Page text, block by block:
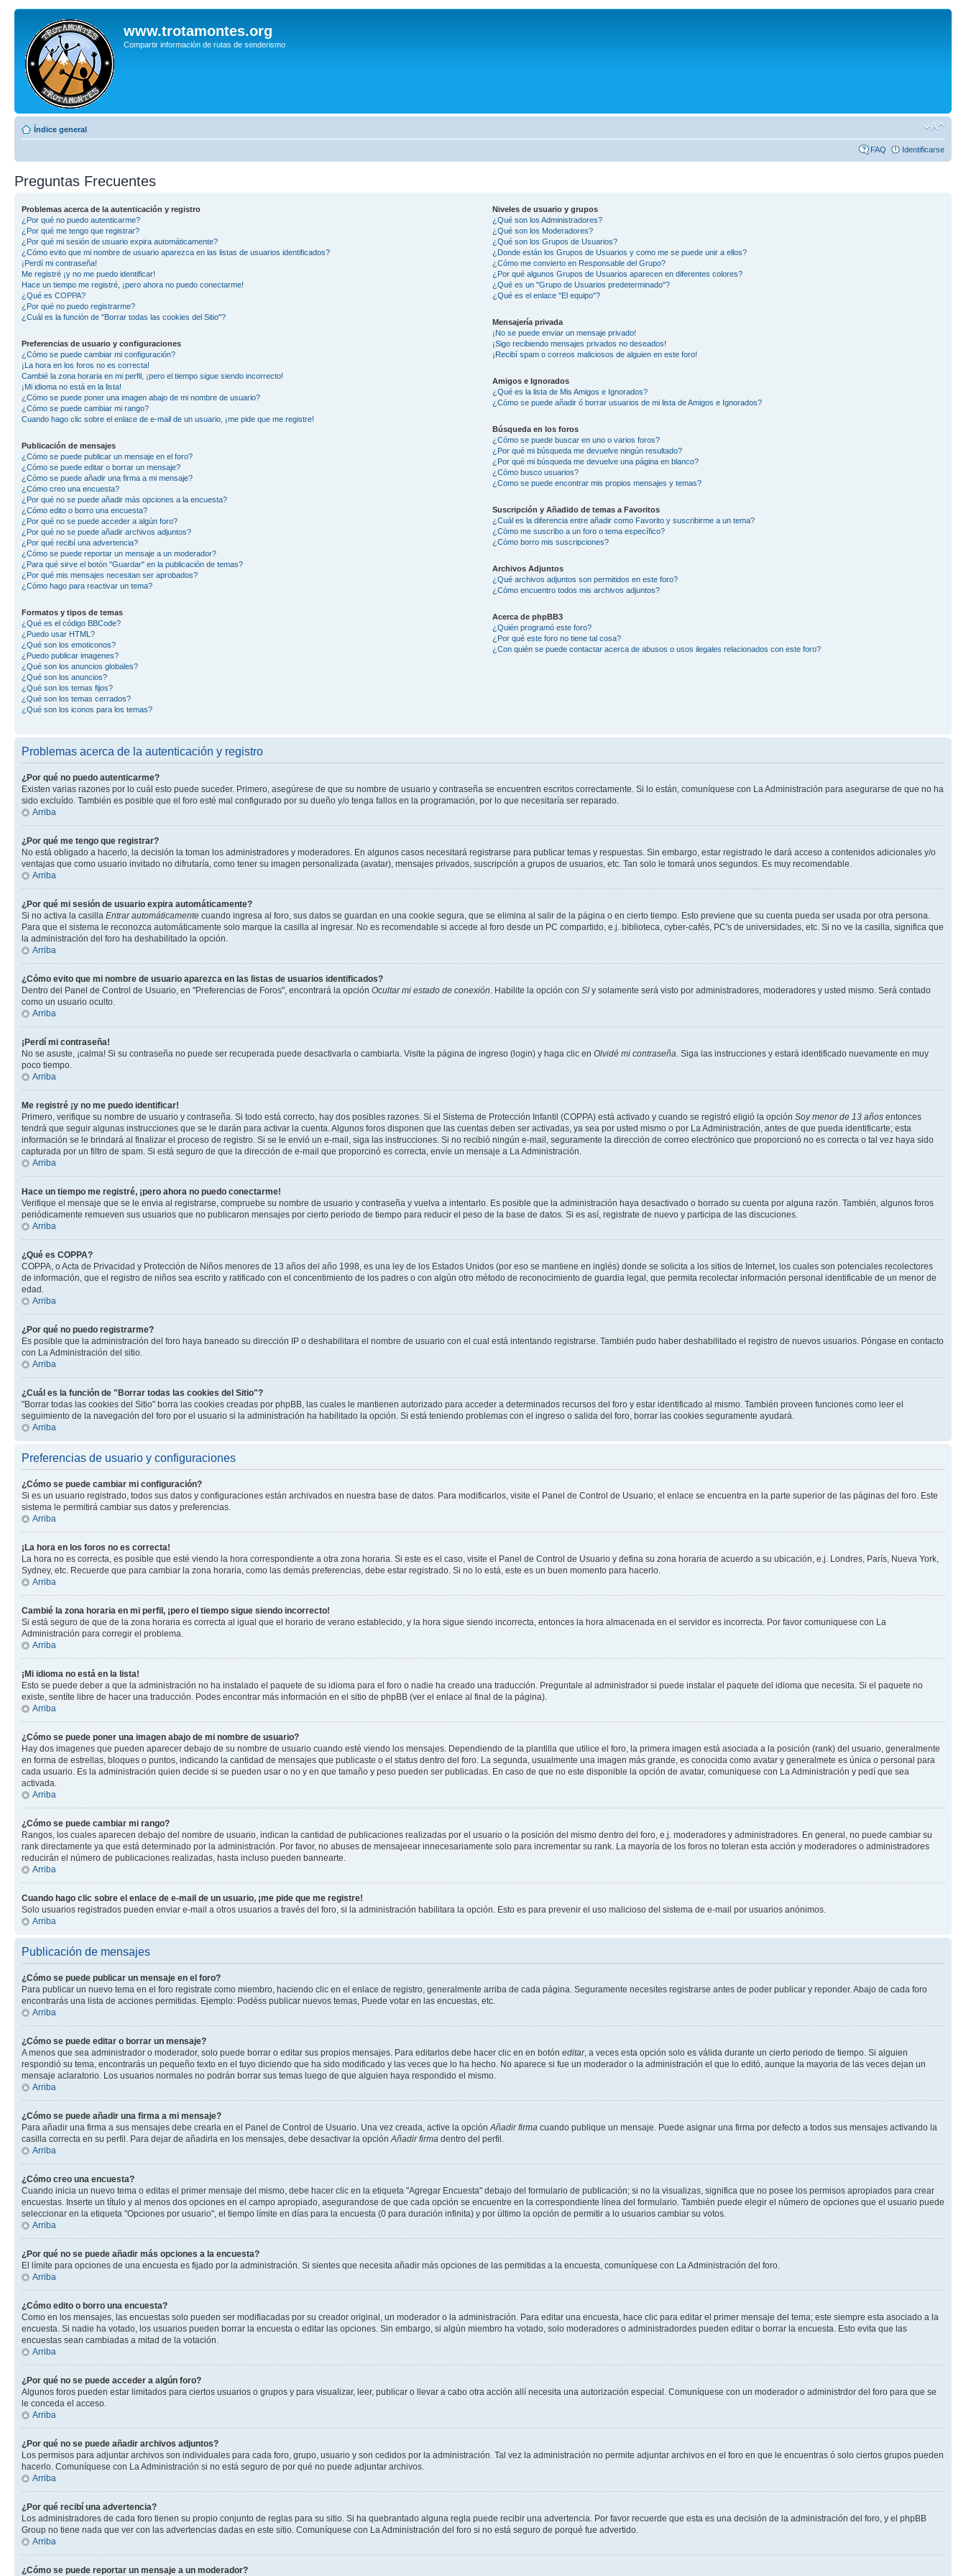
www.trotamontes.org
Compartir información de rutas de senderismo
Índice general
FAQ Identificarse
Preguntas Frecuentes
Problemas acerca de la autenticación y registro
¿Por qué no puedo autenticarme?
¿Por qué me tengo que registrar?
¿Por qué mi sesión de usuario expira automáticamente?
¿Cómo evito que mi nombre de usuario aparezca en las listas de usuarios identificados?
¡Perdí mi contraseña!
Me registré ¡y no me puedo identificar!
Hace un tiempo me registré, ¡pero ahora no puedo conectarme!
¿Qué es COPPA?
¿Por qué no puedo registrarme?
¿Cuál es la función de "Borrar todas las cookies del Sitio"?
Preferencias de usuario y configuraciones
¿Cómo se puede cambiar mi configuración?
¡La hora en los foros no es correcta!
Cambié la zona horaria en mi perfil, ¡pero el tiempo sigue siendo incorrecto!
¡Mi idioma no está en la lista!
¿Cómo se puede poner una imagen abajo de mi nombre de usuario?
¿Cómo se puede cambiar mi rango?
Cuando hago clic sobre el enlace de e-mail de un usuario, ¡me pide que me registre!
Publicación de mensajes
¿Cómo se puede publicar un mensaje en el foro?
¿Cómo se puede editar o borrar un mensaje?
¿Cómo se puede añadir una firma a mi mensaje?
¿Cómo creo una encuesta?
¿Por qué no se puede añadir más opciones a la encuesta?
¿Cómo edito o borro una encuesta?
¿Por qué no se puede acceder a algún foro?
¿Por qué no se puede añadir archivos adjuntos?
¿Por qué recibí una advertencia?
¿Cómo se puede reportar un mensaje a un moderador?
¿Para qué sirve el botón "Guardar" en la publicación de temas?
¿Por qué mis mensajes necesitan ser aprobados?
¿Cómo hago para reactivar un tema?
Formatos y tipos de temas
¿Qué es el código BBCode?
¿Puedo usar HTML?
¿Qué son los emoticonos?
¿Puedo publicar imagenes?
¿Qué son los anuncios globales?
¿Qué son los anuncios?
¿Qué son los temas fijos?
¿Qué son los temas cerrados?
¿Qué son los iconos para los temas?
Niveles de usuario y grupos
¿Qué son los Administradores?
¿Qué son los Moderadores?
¿Qué son los Grupos de Usuarios?
¿Donde están los Grupos de Usuarios y como me se puede unir a ellos?
¿Cómo me convierto en Responsable del Grupo?
¿Por qué algunos Grupos de Usuarios aparecen en diferentes colores?
¿Qué es un "Grupo de Usuarios predeterminado"?
¿Qué es el enlace "El equipo"?
Mensajería privada
¡No se puede enviar un mensaje privado!
¡Sigo recibiendo mensajes privados no deseados!
¡Recibí spam o correos maliciosos de alguien en este foro!
Amigos e Ignorados
¿Qué es la lista de Mis Amigos e Ignorados?
¿Cómo se puede añadir ó borrar usuarios de mi lista de Amigos e Ignorados?
Búsqueda en los foros
¿Cómo se puede buscar en uno o varios foros?
¿Por qué mi búsqueda me devuelve ningún resultado?
¿Por qué mi búsqueda me devuelve una página en blanco?
¿Cómo busco usuarios?
¿Como se puede encontrar mis propios mensajes y temas?
Suscripción y Añadido de temas a Favoritos
¿Cuál es la diferencia entre añadir como Favorito y suscribirme a un tema?
¿Cómo me suscribo a un foro o tema específico?
¿Cómo borro mis suscripciones?
Archivos Adjuntos
¿Qué archivos adjuntos son permitidos en este foro?
¿Cómo encuentro todos mis archivos adjuntos?
Acerca de phpBB3
¿Quién programó este foro?
¿Por qué este foro no tiene tal cosa?
¿Con quién se puede contactar acerca de abusos o usos ilegales relacionados con este foro?
Problemas acerca de la autenticación y registro
¿Por qué no puedo autenticarme?
Existen varias razones por lo cuál esto puede suceder. Primero, asegúrese de que su nombre de usuario y contraseña se encuentren escritos correctamente. Si lo están, comuníquese con La Administración para asegurarse de que no ha
sido excluído. También es posible que el foro esté mal configurado por su dueño y/o tenga fallos en la programación, por lo que necesitaría ser reparado.
Arriba
¿Por qué me tengo que registrar?
No está obligado a hacerlo, la decisión la toman los administradores y moderadores. En algunos casos necesitará registrarse para publicar temas y respuestas. Sin embargo, estar registrado le dará acceso a contenidos adicionales y/o
ventajas que como usuario invitado no difrutaría, como tener su imagen personalizada (avatar), mensajes privados, suscripción a grupos de usuarios, etc. Tan solo le tomará unos segundos. Es muy recomendable.
Arriba
¿Por qué mi sesión de usuario expira automáticamente?
Si no activa la casilla Entrar automáticamente cuando ingresa al foro, sus datos se guardan en una cookie segura, que se elimina al salir de la página o en cierto tiempo. Esto previene que su cuenta pueda ser usada por otra persona.
Para que el sistema le reconozca automáticamente solo marque la casilla al ingresar. No es recomendable si accede al foro desde un PC compartido, e.j. biblioteca, cyber-cafés, PC's de universidades, etc. Si no ve la casilla, significa que
la administración del foro ha deshabilitado la opción.
Arriba
¿Cómo evito que mi nombre de usuario aparezca en las listas de usuarios identificados?
Dentro del Panel de Control de Usuario, en "Preferencias de Foros", encontrará la opción Ocultar mi estado de conexión. Habilite la opción con SI y solamente será visto por administradores, moderadores y usted mismo. Será contado
como un usuario oculto.
Arriba
¡Perdí mi contraseña!
No se asuste, ¡calma! Si su contraseña no puede ser recuperada puede desactivarla o cambiarla. Visite la página de ingreso (login) y haga clic en Olvidé mi contraseña. Siga las instrucciones y estará identificado nuevamente en muy
poco tiempo.
Arriba
Me registré ¡y no me puedo identificar!
Primero, verifique su nombre de usuario y contraseña. Si todo está correcto, hay dos posibles razones. Si el Sistema de Protección Infantil (COPPA) está activado y cuando se registró eligió la opción Soy menor de 13 años entonces
tendrá que seguir algunas instrucciones que se le darán para activar la cuenta. Algunos foros disponen que las cuentas deben ser activadas, ya sea por usted mismo o por La Administración, antes de que pueda identificarte; esta
información se le brindará al finalizar el proceso de registro. Si se le envió un e-mail, siga las instrucciones. Si no recibió ningún e-mail, seguramente la dirección de correo electrónico que proporcionó no es correcta o tal vez haya sido
capturada por un filtro de spam. Si está seguro de que la dirección de e-mail que proporcinó es correcta, envíe un mensaje a La Administración.
Arriba
Hace un tiempo me registré, ¡pero ahora no puedo conectarme!
Verifique el mensaje que se le envia al registrarse, compruebe su nombre de usuario y contraseña y vuelva a intentarlo. Es posible que la administración haya desactivado o borrado su cuenta por alguna razón. También, algunos foros
periódicamente remueven sus usuarios que no publicaron mensajes por cierto periodo de tiempo para reducir el peso de la base de datos. Si es así, registrate de nuevo y participa de las discuciones.
Arriba
¿Qué es COPPA?
COPPA, o Acta de Privacidad y Protección de Niños menores de 13 años del año 1998, es una ley de los Estados Unidos (por eso se mantiene en inglés) donde se solicita a los sitios de Internet, los cuales son potenciales recolectores
de información, que el registro de niños sea escrito y ratificado con el concentimiento de los padres o con algún otro método de reconocimiento de guardia legal, que permita recolectar información personal identificable de un menor de
edad.
Arriba
¿Por qué no puedo registrarme?
Es posible que la administración del foro haya baneado su dirección IP o deshabilitara el nombre de usuario con el cual está intentando registrarse. También pudo haber deshabilitado el registro de nuevos usuarios. Póngase en contacto
con La Administración del sitio.
Arriba
¿Cuál es la función de "Borrar todas las cookies del Sitio"?
"Borrar todas las cookies del Sitio" borra las cookies creadas por phpBB, las cuales le mantienen autorizado para acceder a determinados recursos del foro y estar identificado al mismo. También proveen funciones como leer el
seguimiento de la navegación del foro por el usuario si la administración ha habilitado la opción. Si está teniendo problemas con el ingreso o salida del foro, borrar las cookies seguramente ayudará.
Arriba
Preferencias de usuario y configuraciones
¿Cómo se puede cambiar mi configuración?
Si es un usuario registrado, todos sus datos y configuraciones están archivados en nuestra base de datos. Para modificarlos, visite el Panel de Control de Usuario; el enlace se encuentra en la parte superior de las páginas del foro. Este
sistema le permitirá cambiar sus datos y preferencias.
Arriba
¡La hora en los foros no es correcta!
La hora no es correcta, es posible que esté viendo la hora correspondiente a otra zona horaria. Si este es el caso, visite el Panel de Control de Usuario y defina su zona horaria de acuerdo a su ubicación, e.j. Londres, París, Nueva York,
Sydney, etc. Recuerde que para cambiar la zona horaria, como las demás preferencias, debe estar registrado. Si no lo está, este es un buen momento para hacerlo.
Arriba
Cambié la zona horaria en mi perfil, ¡pero el tiempo sigue siendo incorrecto!
Si está seguro de que de la zona horaria es correcta al igual que el horario de verano establecido, y la hora sigue siendo incorrecta, entonces la hora almacenada en el servidor es incorrecta. Por favor comuniquese con La
Administración para corregir el problema.
Arriba
¡Mi idioma no está en la lista!
Esto se puede deber a que la administración no ha instalado el paquete de su idioma para el foro o nadie ha creado una traducción. Preguntale al administrador si puede instalar el paquete del idioma que necesita. Si el paquete no
existe, sentíte libre de hacer una traducción. Podes encontrar más información en el sitio de phpBB (ver el enlace al final de la página).
Arriba
¿Cómo se puede poner una imagen abajo de mi nombre de usuario?
Hay dos imagenes que pueden aparecer debajo de su nombre de usuario cuando esté viendo los mensajes. Dependiendo de la plantilla que utilice el foro, la primera imagen está asociada a la posición (rank) del usuario, generalmente
en forma de estrellas, bloques o puntos, indicando la cantidad de mensajes que publicaste o el status dentro del foro. La segunda, usualmente una imagen más grande, es conocida como avatar y generalmete es única o personal para
cada usuario. Es la administración quien decide si se pueden usar o no y en que tamaño y peso pueden ser publicadas. En caso de que no este disponible la opción de avatar, comuniquese con La Administración y pedí que sea
activada.
Arriba
¿Cómo se puede cambiar mi rango?
Rangos, los cuales aparecen debajo del nombre de usuario, indican la cantidad de publicaciones realizadas por el usuario o la posición del mismo dentro del foro, e.j. moderadores y administradores. En general, no puede cambiar su
rank directamente ya que está determinado por la administración. Por favor, no abuses de mensajeear innecesariamente solo para incrementar su rank. La mayoría de los foros no toleran esta acción y moderadores o administradores
reducirán el número de publicaciones realizadas, hasta incluso pueden bannearte.
Arriba
Cuando hago clic sobre el enlace de e-mail de un usuario, ¡me pide que me registre!
Solo usuarios registrados pueden enviar e-mail a otros usuarios a través del foro, si la administración habilitara la opción. Esto es para prevenir el uso malicioso del sistema de e-mail por usuarios anónimos.
Arriba
Publicación de mensajes
¿Cómo se puede publicar un mensaje en el foro?
Para publicar un nuevo tema en el foro registrate como miembro, haciendo clic en el enlace de registro, generalmente arriba de cada página. Seguramente necesites registrarse antes de poder publicar y reponder. Abajo de cada foro
encontrarás una lista de acciones permitidas. Ejemplo: Podéss publicar nuevos temas, Puede votar en las encuestas, etc.
Arriba
¿Cómo se puede editar o borrar un mensaje?
A menos que sea administrador o moderador, solo puede borrar o editar sus propios mensajes. Para editarlos debe hacer clic en en botón editar, a veces esta opción solo es válida durante un cierto periodo de tiempo. Si alguien
respondió su tema, encontrarás un pequeño texto en el tuyo diciendo que ha sido modificado y las veces que lo ha hecho. No aparece si fue un moderador o la administración el que lo editó, aunque la mayoria de las veces dejan un
mensaje aclaratorio. Los usuarios normales no podrán borrar sus temas luego de que alguien haya respondido el mismo.
Arriba
¿Cómo se puede añadir una firma a mi mensaje?
Para añadir una firma a sus mensajes debe crearla en el Panel de Control de Usuario. Una vez creada, active la opciónAñadir firma cuando publique un mensaje. Puede asignar una firma por defecto a todos sus mensajes activando la
casilla correcta en su perfil. Para dejar de añadirla en los mensajes, debe desactivar la opciónAñadir firma dentro del perfil.
Arriba
¿Cómo creo una encuesta?
Cuando inicia un nuevo tema o editas el primer mensaje del mismo, debe hacer clic en la etiqueta "Agregar Encuesta" debajo del formulario de publicación; si no la visualizas, significa que no posee los permisos apropiados para crear
encuestas. Inserte un título y al menos dos opciones en el campo apropiado, asegurandose de que cada opción se encuentre en la correspondiente línea del formulario. También puede elegir el número de opciones que el usuario puede
seleccionar en la etiqueta "Opciones por usuario", el tiempo límite en días para la encuesta (0 para duración infinita) y por último la opción de permitir a lo usuarios cambiar su votos.
Arriba
¿Por qué no se puede añadir más opciones a la encuesta?
El límite para opciones de una encuesta es fijado por la administración. Si sientes que necesita añadir más opciones de las permitidas a la encuesta, comuníquese con La Administración del foro.
Arriba
¿Cómo edito o borro una encuesta?
Como en los mensajes, las encuestas solo pueden ser modifiacadas por su creador original, un moderador o la administración. Para editar una encuesta, hace clic para editar el primer mensaje del tema; este siempre esta asociado a la
encuesta. Si nadie ha votado, los usuarios pueden borrar la encuesta o editar las opciones. Sin embargo, si algún miembro ha votado, solo moderadores o administradordes pueden editar o borrar la encuesta. Esto evita que las
encuestas sean cambiadas a mitad de la votación.
Arriba
¿Por qué no se puede acceder a algún foro?
Algunos foros pueden estar limitados para ciertos usuarios o grupos y para visualizar, leer, publicar o llevar a cabo otra acción allí necesita una autorización especial. Comuníquese con un moderador o administrdor del foro para que se
le conceda el acceso.
Arriba
¿Por qué no se puede añadir archivos adjuntos?
Los permisos para adjuntar archivos son individuales para cada foro, grupo, usuario y son cedidos por la administración. Tal vez la administración no permite adjuntar archivos en el foro en que le encuentras ó solo ciertos grupos pueden
hacerlo. Comuníquese con La Administración si no está seguro de por qué no puede adjuntar archivos.
Arriba
¿Por qué recibí una advertencia?
Los administradores de cada foro tienen su propio conjunto de reglas para su sitio. Si ha quebrantado alguna regla puede recibir una advertencia. Por favor recuerde que esta es una decisión de la administración del foro, y el phpBB
Group no tiene nada que ver con las advertencias dadas en este sitio. Comuníquese con La Administración del foro si no está seguro de porqué fue advertido.
Arriba
¿Cómo se puede reportar un mensaje a un moderador?